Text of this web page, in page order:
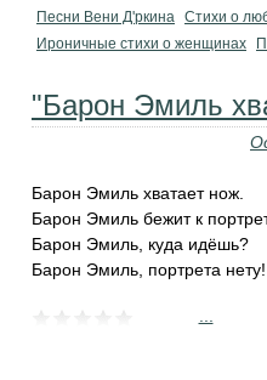
Песни Вени Д'ркина Стихи о
Ироничные стихи о женщинах
"Барон Эмиль
Барон Эмиль хватает нож.
Барон Эмиль бежит к
Барон Эмиль, куда идёшь?
Барон Эмиль, портрета нету!